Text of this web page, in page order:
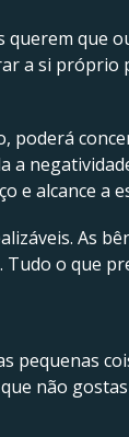
que
a si próprio
a
e alcance a
As
o que
pequenas
não